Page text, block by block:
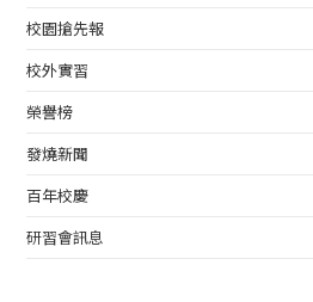
校園搶先報
校外實習
榮譽榜
發燒新聞
百年校慶
研習會訊息